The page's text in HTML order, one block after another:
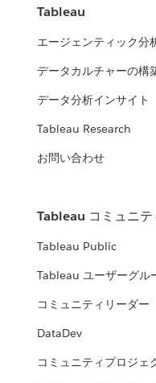
Tableau
エージェンティック分
データカルチャーの構
データ分析インサイト
Tableau Research
お問い合わせ
Tableau コミュニテ
Tableau Public
Tableau ユーザーグル
コミュニティリーダー
DataDev
コミュニティプロジェ